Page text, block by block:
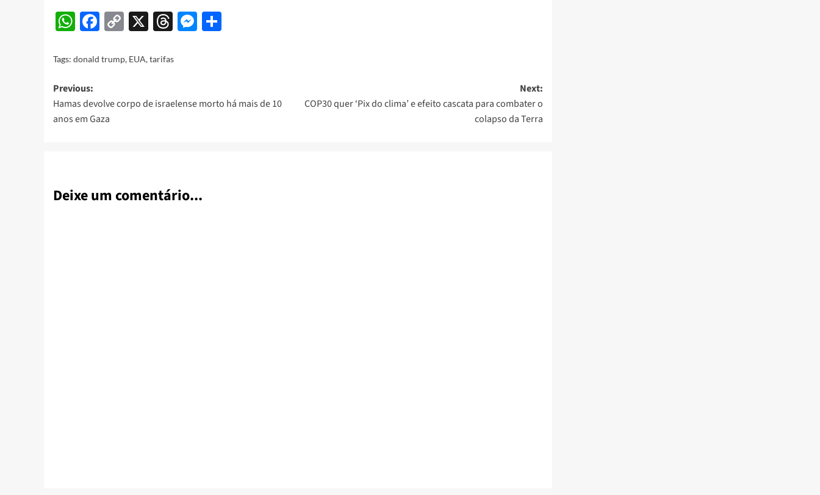
WhatsApp
Facebook
Copy
X Threads
Messenger
Tags: donald trump, EUA,tarifas
Post
navigation
Previous:
Hamas devolve corpo de israelense morto há mais de 10
anos em Gaza
Next:
COP30 quer ‘Pix do clima’ e efeito cascata para combater o
colapso da Terra
Deixe um comentário...